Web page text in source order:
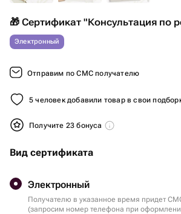
🎁 Сертификат "Консультация по
Электронный
Отправим по СМС получателю
5 человек добавили товар в свои
Получите 23 бонуса
Вид сертификата
Электронный
Получателю в указанное время придет
(запросим номер телефона при